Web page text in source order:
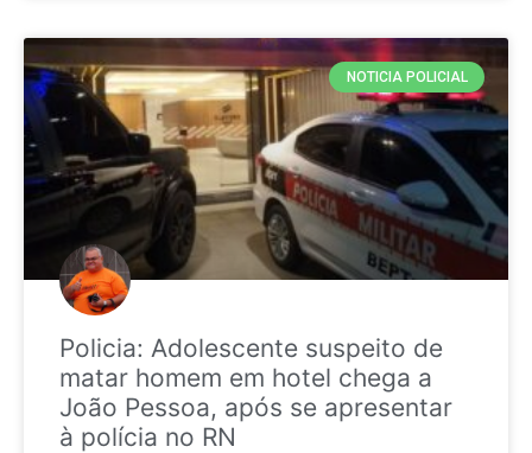
NOTICIA POLICIAL
Policia: Adolescente suspeito de
matar homem em hotel chega a
João Pessoa, após se apresentar
à polícia no RN